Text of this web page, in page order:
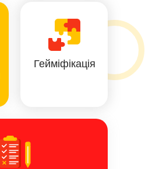
Гейміфікація